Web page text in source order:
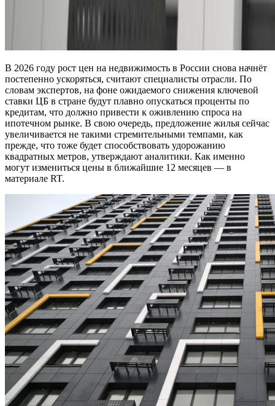
В 2026 году рост цен на недвижимость в России снова начнёт
постепенно ускоряться, считают специалисты отрасли. По
словам экспертов, на фоне ожидаемого снижения ключевой
ставки ЦБ в стране будут плавно опускаться проценты по
кредитам, что должно привести к оживлению спроса на
ипотечном рынке. В свою очередь, предложение жилья сейчас
увеличивается не такими стремительными темпами, как
прежде, что тоже будет способствовать удорожанию
квадратных метров, утверждают аналитики. Как именно
могут измениться цены в ближайшие 12 месяцев — в
материале RT.